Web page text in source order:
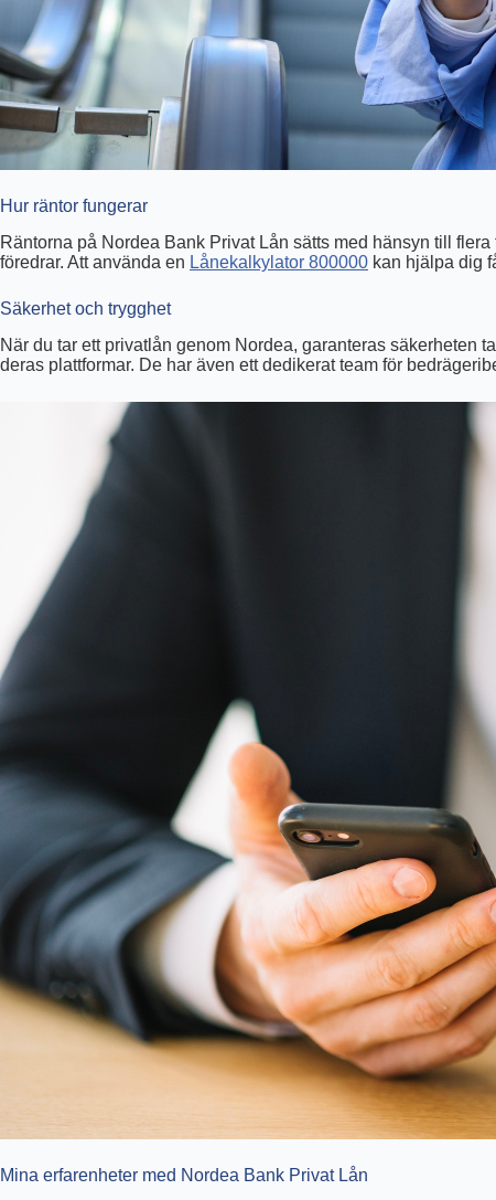
Hur räntor fungerar
Räntorna på Nordea Bank Privat Lån sätts med hänsyn till
föredrar. Att använda en Lånekalkylator 800000 kan hjälpa dig
Säkerhet och trygghet
När du tar ett privatlån genom Nordea, garanteras säkerheten
deras plattformar. De har även ett dedikerat team för
Mina erfarenheter med Nordea Bank Privat Lån